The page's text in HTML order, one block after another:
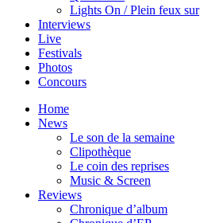
Lights On / Plein feux sur
Interviews
Live
Festivals
Photos
Concours
Home
News
Le son de la semaine
Clipothèque
Le coin des reprises
Music & Screen
Reviews
Chronique d’album